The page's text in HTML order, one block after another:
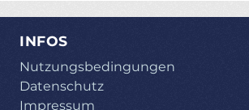
INFOS
Nutzungsbedingungen
Datenschutz
Impressum